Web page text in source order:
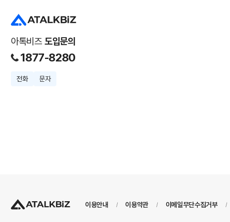
아톡비즈 도입문의
1877-8280
전화 문자
이용안내 / 이용약관 / 이메일무단수집거부 /